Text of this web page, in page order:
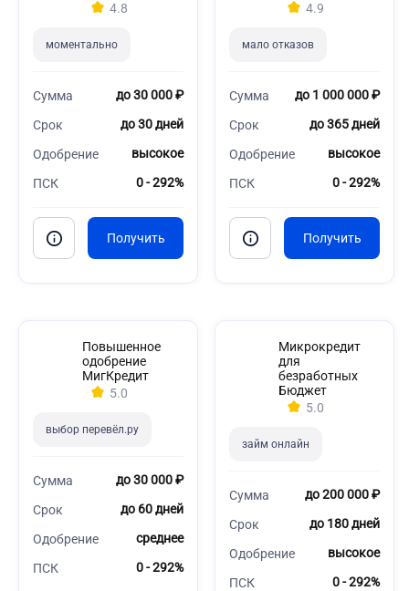
4.8
моментально
Сумма до 30 000 ₽
Срок до 30 дней
Одобрение высокое
ПСК 0 - 292%
4.9
мало отказов
Сумма до 1 000 000 ₽
Срок до 365 дней
Одобрение высокое
ПСК 0 - 292%
Повышенное
одобрение
МигКредит
5.0
выбор перевёл.ру
Сумма до 30 000 ₽
Срок до 60 дней
Одобрение среднее
ПСК 0 - 292%
Микрокредит
для
безработных
Бюджет
5.0
займ онлайн
Сумма до 200 000 ₽
Срок до 180 дней
Одобрение высокое
ПСК 0 - 292%